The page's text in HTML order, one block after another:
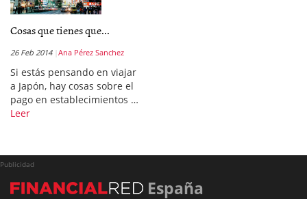
Cosas que tienes que...
26 Feb 2014 Ana Pérez Sanchez
Si estás pensando en viajar
a Japón, hay cosas sobre el
pago en establecimientos …
Leer
Publicidad
España